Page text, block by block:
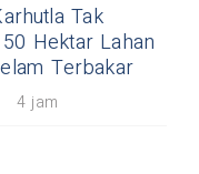
Tak
Hektar Lahan
Terbakar
4 jam